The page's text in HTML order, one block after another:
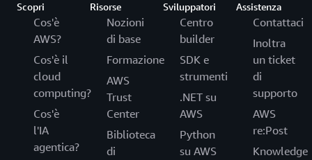
Scopri
Cos'è
AWS?
Cos'è il
cloud
computing?
Cos'è
l'IA
agentica?
Risorse
Nozioni
di base
Formazione
AWS
Trust
Center
Biblioteca
di
Sviluppatori
Centro
builder
SDK e
strumenti
.NET su
AWS
Python
su AWS
Assistenza
Contattaci
Inoltra
un ticket
di
supporto
AWS
re:Post
Knowledge